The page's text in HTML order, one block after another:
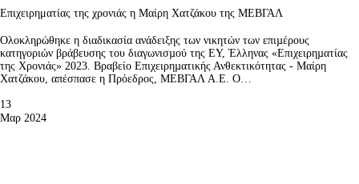
Επιχειρηματίας της χρονιάς η Μαίρη Χατζάκου της ΜΕΒΓΑΛ
Ολοκληρώθηκε η διαδικασία ανάδειξης των νικητών των επιµέρους
κατηγοριών βράβευσης του διαγωνισµού της ΕΥ, Έλληνας «Επιχειρηµατίας
της Χρονιάς» 2023. Βραβείο Επιχειρηµατικής Ανθεκτικότητας - Μαίρη
Χατζάκου, απέσπασε η Πρόεδρος, ΜΕΒΓΑΛ Α.Ε. Ο…
13
Μαρ 2024